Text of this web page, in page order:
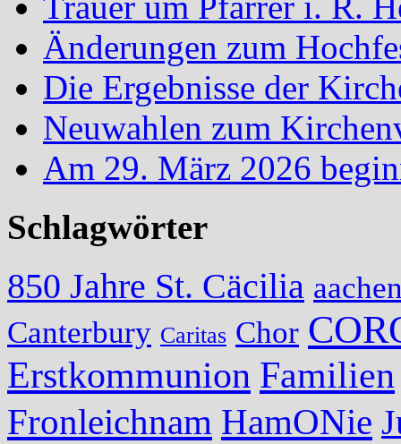
Änderungen zum
Die Ergebnisse der
Neuwahlen zum
Am 29. März 2026
Schlagwörter
850 Jahre St. Cäcilia
Canterbury Caritas Chor
Erstkommunion Familien
Fronleichnam HamONie